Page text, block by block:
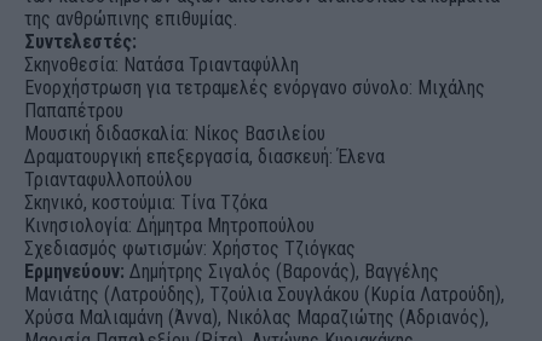
της ανθρώπινης επιθυμίας.
Συντελεστές:
Σκηνοθεσία: Νατάσα Τριανταφύλλη
Ενορχήστρωση για τετραμελές ενόργανο σύνολο: Μιχάλης
Παπαπέτρου
Μουσική διδασκαλία: Νίκος Βασιλείου
Δραματουργική επεξεργασία, διασκευή: Έλενα
Τριανταφυλλοπούλου
Σκηνικό, κοστούμια: Τίνα Τζόκα
Κινησιολογία: Δήμητρα Μητροπούλου
Σχεδιασμός φωτισμών: Χρήστος Τζιόγκας
Ερμηνεύουν: Δημήτρης Σιγαλός (Βαρονάς), Βαγγέλης
Μανιάτης (Λατρούδης), Τζούλια Σουγλάκου (Κυρία Λατρούδη),
Χρύσα Μαλιαμάνη (Άννα), Νικόλας Μαραζιώτης (Αδριανός),